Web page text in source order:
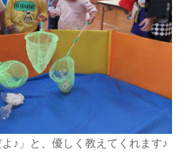
よ♪」と、優しく教えてくれます♪